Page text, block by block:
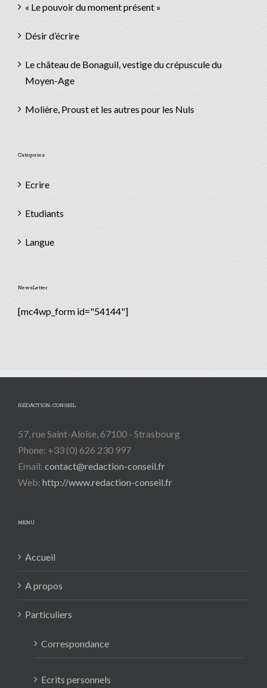
« Le pouvoir du moment présent »
Désir d’écrire
Le château de Bonaguil, vestige du crépuscule du
Moyen-Age
Molière, Proust et les autres pour les Nuls
Catégories
Ecrire
Etudiants
Langue
NewsLetter
[mc4wp_form id="54144"]
RÉDACTION-CONSEIL
57, rue Saint-Aloïse, 67100 - Strasbourg
Phone: +33 (0) 626 230 997
Email: contact@redaction-conseil.fr
Web: http://www.redaction-conseil.fr
MENU
Accueil
A propos
Particuliers
Correspondance
Ecrits personnels